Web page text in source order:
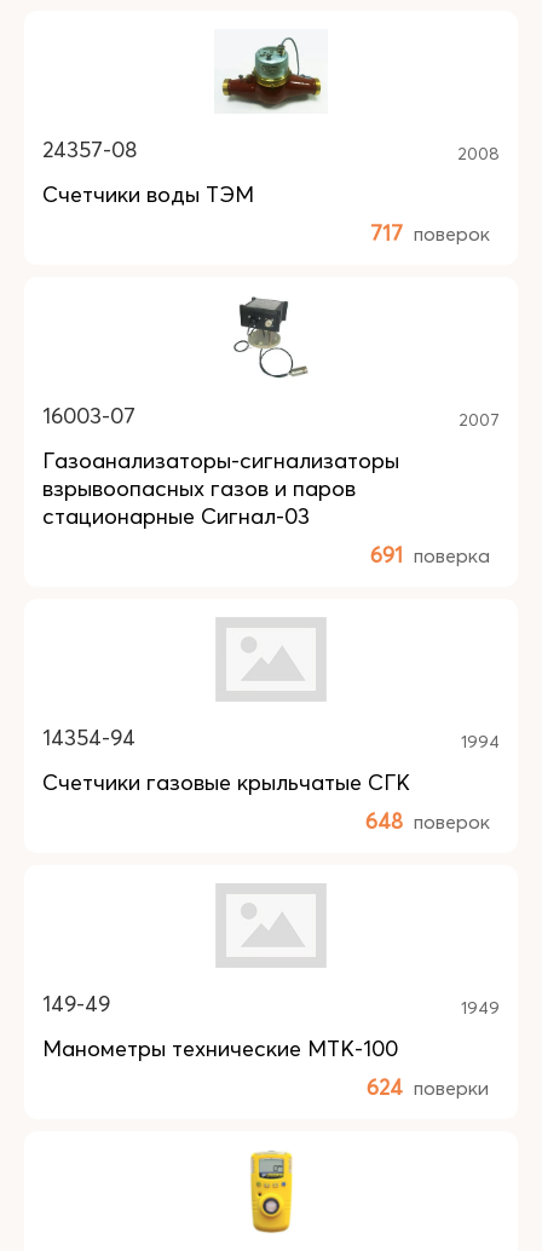
24357-08 2008
Счетчики воды ТЭМ
717 поверок
16003-07 2007
Газоанализаторы-сигнализаторы
взрывоопасных газов и паров
стационарные Сигнал-03
691 поверка
14354-94 1994
Счетчики газовые крыльчатые СГК
648 поверок
149-49 1949
Манометры технические МТК-100
624 поверки